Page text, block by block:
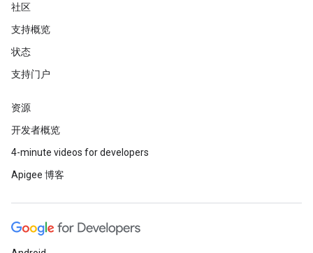
社区
支持概览
状态
支持门户
资源
开发者概览
4-minute videos for developers
Apigee 博客